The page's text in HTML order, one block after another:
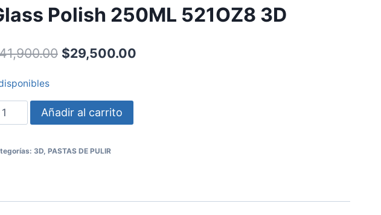
Polish 250ML 521OZ8 3D
$29,500.00
Añadir al carrito
3D, PASTAS DE PULIR